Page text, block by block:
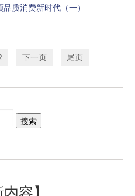
质消费新时代（一）
下一页 尾页